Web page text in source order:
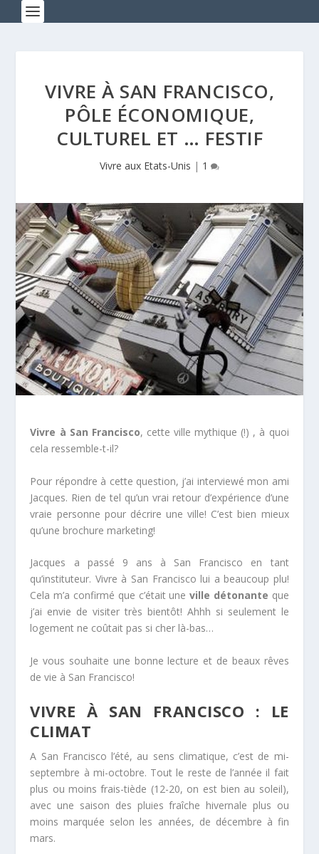
VIVRE À SAN FRANCISCO,
PÔLE ÉCONOMIQUE,
CULTUREL ET … FESTIF
Vivre aux Etats-Unis | 1
Vivre à San Francisco, cette ville mythique (!) , à quoi
cela ressemble-t-il?
Pour répondre à cette question, j’ai interviewé mon ami
Jacques. Rien de tel qu’un vrai retour d’expérience d’une
vraie personne pour décrire une ville! C’est bien mieux
qu’une brochure marketing!
Jacques a passé 9 ans à San Francisco en tant
qu’instituteur. Vivre à San Francisco lui a beaucoup plu!
Cela m’a confirmé que c’était uneville détonante que
j’ai envie de visiter très bientôt! Ahhh si seulement le
logement ne coûtait pas si cher là-bas…
Je vous souhaite une bonne lecture et de beaux rêves
de vie à San Francisco!
VIVRE À SAN FRANCISCO : LE
CLIMAT
A San Francisco l’été, au sens climatique, c’est de mi-
septembre à mi-octobre. Tout le reste de l’année il fait
plus ou moins frais-tiède (12-20, on est bien au soleil),
avec une saison des pluies fraîche hivernale plus ou
moins marquée selon les années, de décembre à fin
mars.